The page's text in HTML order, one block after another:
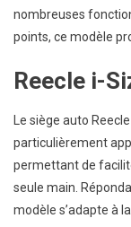
nombreuses
points, ce modèle
Reecle i-
Le siège auto
particulièrement
permettant de
seule main.
modèle s’adapte à